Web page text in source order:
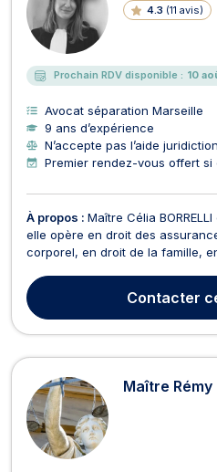
4.3 (11 avis)
Prochain RDV disponible : 10
Avocat séparation Marseille
9 ans d’expérience
N’accepte pas l’aide
Premier rendez-vous offert
À propos : Maître Célia
elle opère en droit des
corporel, en droit de la famille,
assurances afin de vous aider
avec votre compagnieContacter
Maître Rémy